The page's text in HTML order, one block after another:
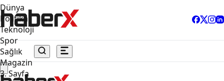
Dünya
Politika
Teknoloji
Spor
Sağlık
Magazin
3. Sayfa